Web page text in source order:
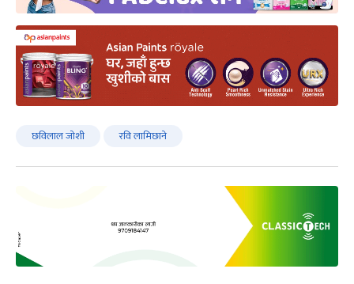
छविलाल जोशी रवि लामिछाने